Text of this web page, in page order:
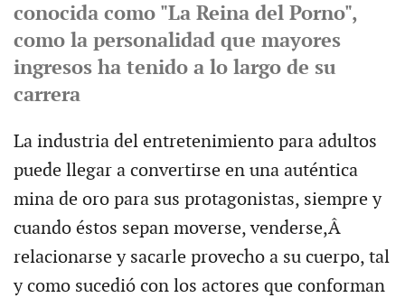
conocida como "La Reina del Porno",
como la personalidad que mayores
ingresos ha tenido a lo largo de su
carrera
La industria del entretenimiento para adultos
puede llegar a convertirse en una auténtica
mina de oro para sus protagonistas, siempre y
cuando éstos sepan moverse, venderse,Â
relacionarse y sacarle provecho a su cuerpo, tal
y como sucedió con los actores que conforman